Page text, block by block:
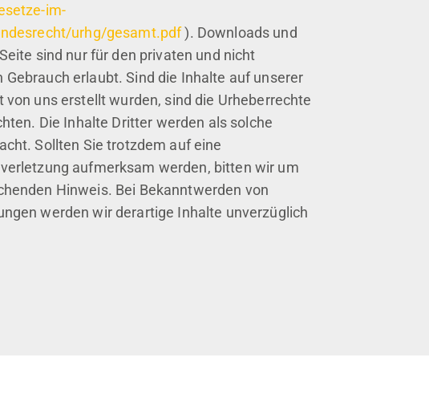
im-
urhg/gesamt.pdf). Downloads und
sind nur für den privaten und nicht
Gebrauch erlaubt. Sind die Inhalte auf unserer
von uns erstellt wurden, sind die Urheberrechte
Die Inhalte Dritter werden als solche
Sollten Sie trotzdem auf eine
aufmerksam werden, bitten wir um
Hinweis. Bei Bekanntwerden von
werden wir derartige Inhalte unverzüglich